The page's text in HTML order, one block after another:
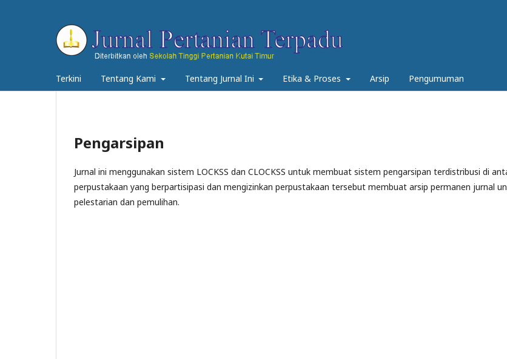
Terkini Tentang Kami Tentang Jurnal Ini Etika & Proses Arsip Pengumuman
Pengarsipan
Jurnal ini menggunakan sistem LOCKSS dan CLOCKSS untuk membuat sistem pengarsipan terdistribusi di
perpustakaan yang berpartisipasi dan mengizinkan perpustakaan tersebut membuat arsip permanen jurnal
pelestarian dan pemulihan.